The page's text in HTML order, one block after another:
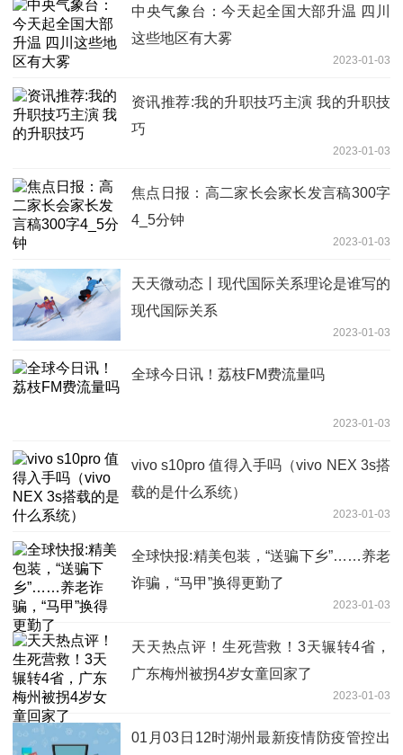
中央气象台：今天起全国大部升温 四川
这些地区有大雾
2023-01-03
资讯推荐:我的升职技巧主演 我的升职技
巧
2023-01-03
焦点日报：高二家长会家长发言稿300字
4_5分钟
2023-01-03
天天微动态丨现代国际关系理论是谁写的
现代国际关系
2023-01-03
全球今日讯！荔枝FM费流量吗
2023-01-03
vivo s10pro 值得入手吗（vivo NEX 3s搭
载的是什么系统）
2023-01-03
全球快报:精美包装，“送骗下乡”……养老
诈骗，“马甲”换得更勤了
2023-01-03
天天热点评！生死营救！3天辗转4省，
广东梅州被拐4岁女童回家了
2023-01-03
01月03日12时湖州最新疫情防疫管控出